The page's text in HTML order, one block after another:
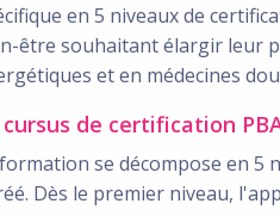
en 5 niveaux de
être souhaitant élargir leur
et en médecines
cursus de certification
se décompose en 5
Dès le premier niveau,